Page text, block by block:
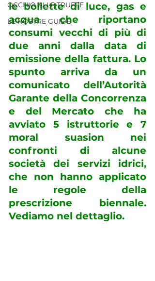
OCCHIO ALLE TRUFFE
LE NOSTRE GUIDE
le bollette di luce, gas e
acqua che riportano
consumi vecchi di più di
due anni dalla data di
emissione della fattura. Lo
spunto arriva da un
comunicato dell’Autorità
Garante della Concorrenza
e del Mercato che ha
avviato 5 istruttorie e 7
moral suasion nei
confronti di alcune
società dei servizi idrici,
che non hanno applicato
le regole della
prescrizione biennale.
Vediamo nel dettaglio.